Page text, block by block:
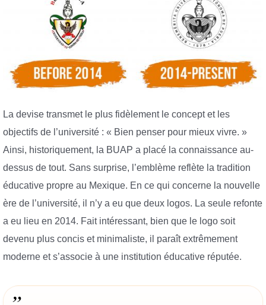
La devise transmet le plus fidèlement le concept et les
objectifs de l’université : « Bien penser pour mieux vivre. »
Ainsi, historiquement, la BUAP a placé la connaissance au-
dessus de tout. Sans surprise, l’emblème reflète la tradition
éducative propre au Mexique. En ce qui concerne la nouvelle
ère de l’université, il n’y a eu que deux logos. La seule refonte
a eu lieu en 2014. Fait intéressant, bien que le logo soit
devenu plus concis et minimaliste, il paraît extrêmement
moderne et s’associe à une institution éducative réputée.